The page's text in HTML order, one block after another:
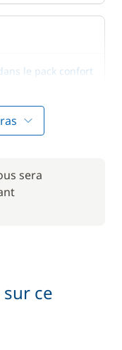
le pack confort
le pack confort
le pack confort
sera
ce